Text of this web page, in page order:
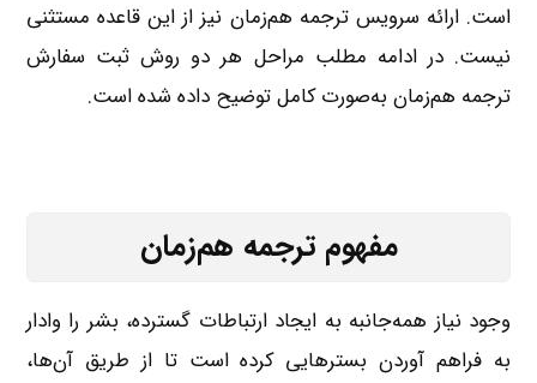
است. ارائه سرویس ترجمه هم‌زمان نیز از این قاعده مستثنی
نیست. در ادامه مطلب مراحل هر دو روش ثبت سفارش
ترجمه هم‌زمان به‌صورت کامل توضیح داده شده است.
مفهوم ترجمه هم‌زمان
وجود نیاز همه‌جانبه به ایجاد ارتباطات گسترده، بشر را وادار
به فراهم آوردن بسترهایی کرده است تا از طریق آن‌ها،